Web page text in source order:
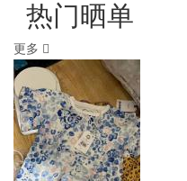
热门晒单
更多